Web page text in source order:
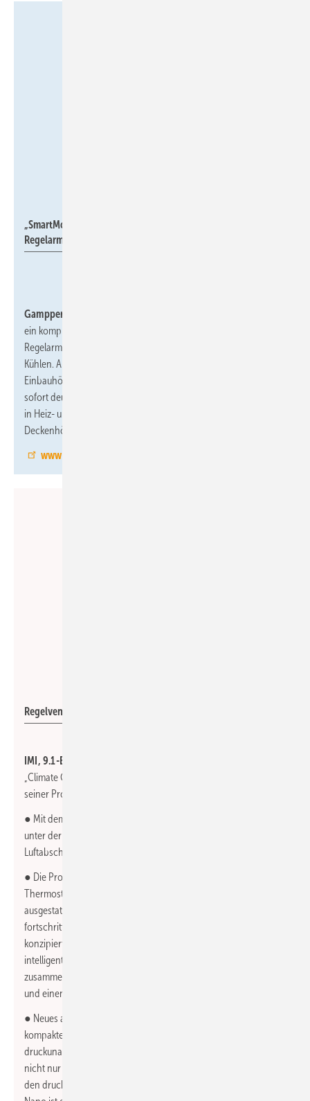
„SmartModul“ zum einfachen Anschluss der iQ-
Regelarmaturen.
Gampper, 9.1-E32,
ein komplett vormontiertes Set für den Anschluss seiner iQ-
Regelarmaturen an den Vor- und Rücklauf zum Heizen bzw.
Kühlen. Alle Anschlüsse liegen in einer Montage-Ebene, die
Einbauhöhe beträgt nur 140 mm. Damit sind die iQ-Ventile ab
sofort deutlich platzsparender, schneller und planungssicherer
in Heiz- und Kühldecken installiert, auch bei niedrigen
Deckenhöhen.
www.gampper.de
Regelventil TA-Nano
IMI, 9.1-E06:
„Climate Control“ zeigt Neuheiten und Produkterweiterungen
seiner Produktmarken IMI Pneumatex, IMI TA und IMI Heimeier.
● Mit dem Zeparo Cyclone Max und dem Zeparo Aero werden
unter der Produktmarke IMI Pneumatex neue Schmutz- und
Luftabscheider gezeigt.
● Die Produktmarke IMI Heimeier präsentiert den neuen
Thermostat-Kopf Neo-K smart. Dieser ist mit Hybridtechnologie
ausgestattet, die traditionelle thermostatische Präzision mit
fortschrittlicher elektronischer Funktionalität verbindet. Er ist so
konzipiert, dass er nahtlos mit dem NeoHub - dem Gateway für
intelligente Gebäudetechnik – und der NeoApp
zusammenarbeitet und somit eine präzise Temperaturregelung
und einen bequemen Fernzugriff bietet.
● Neues aus der Produktmarke TA: TA-Nano ist das neue
kompakte, gegen Verschmutzung unempfindliche
druckunabhängige Regelventil für die on/off-Regelung. Es ist
nicht nur das kleinste, sondern auch das leistungsstärkste unter
den druckunabhängigen Ausgleichsventilen (PIBCV). Der TA-